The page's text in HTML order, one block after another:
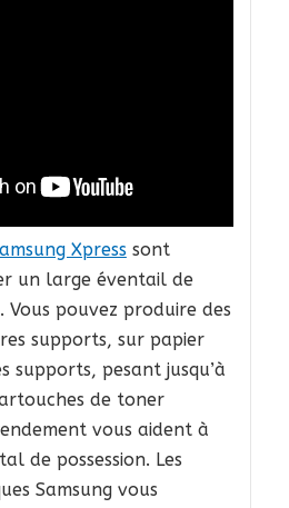
Xpresssont
un large éventail de
Vous pouvez produire des
supports, sur papier
supports, pesant jusqu’à
de toner
vous aident à
de possession. Les
Samsung vous